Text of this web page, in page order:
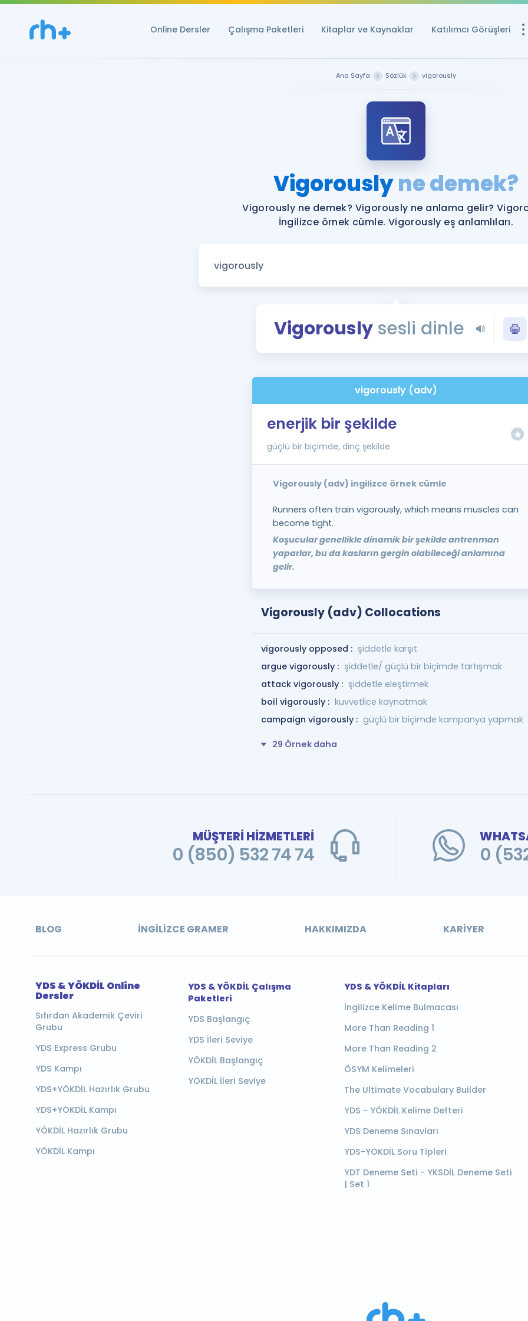
Online Dersler Çalışma Paketleri Kitaplar ve Kaynaklar Katılımcı Görüşleri
YDS ve YÖKDİL
YDS ve YÖKDİL'e
Tüm ÖSYM
YDS - YÖKDİL
İngilizce
Ana Sayfa Sözlük vigorously
Vigorouslyne demek?
Vigorously ne demek? Vigorously ne anlama gelir?
İngilizce örnek cümle. Vigorously eş anlamlıları.
Vigorouslysesli dinle
vigorously (adv)
enerjik bir şekilde
güçlü bir biçimde, dinç şekilde
Vigorously (adv) ingilizce örnek cümle
Runners often train vigorously, which means muscles can
become tight.
Koşucular genellikle dinamik bir şekilde antrenman
yaparlar, bu da kasların gergin olabileceği anlamına
gelir.
Vigorously (adv) Collocations
vigorously opposed : şiddetle karşıt
argue vigorously : şiddetle/ güçlü bir biçimde tartışmak
attack vigorously : şiddetle eleştirmek
boil vigorously : kuvvetlice kaynatmak
campaign vigorously : güçlü bir biçimde kampanya yapmak
29 Örnek daha
MÜŞTERİ HİZMETLERİ
0 (850) 532 74 74 0
BLOG İNGILIZCE GRAMER HAKKIMIZDA KARIYER
YDS & YÖKDİL Online
Dersler
Sıfırdan Akademik Çeviri
Grubu
YDS Express Grubu
YDS Kampı
YDS+YÖKDİL Hazırlık Grubu
YDS+YÖKDİL Kampı
YÖKDİL Hazırlık Grubu
YÖKDİL Kampı
YDS & YÖKDİL Çalışma
Paketleri
YDS Başlangıç
YDS İleri Seviye
YÖKDİL Başlangıç
YÖKDİL İleri Seviye
YDS & YÖKDİL Kitapları
İngilizce Kelime Bulmacası
More Than Reading 1
More Than Reading 2
ÖSYM Kelimeleri
The Ultimate Vocabulary Builder
YDS - YÖKDİL Kelime Defteri
YDS Deneme Sınavları
YDS-YÖKDİL Soru Tipleri
YDT Deneme Seti - YKSDİL Deneme Seti
| Set 1